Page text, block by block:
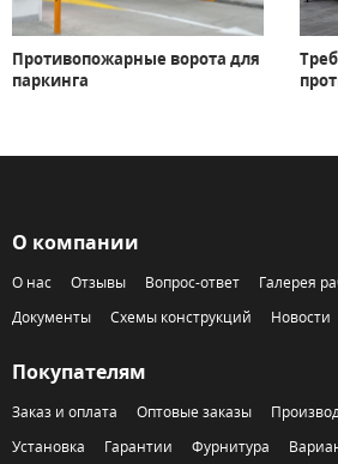
Противопожарные ворота для
паркинга
О компании
О нас Отзывы Вопрос-ответ Галерея
Документы
Схемы конструкций Новости
Покупателям
Заказ и оплата Оптовые заказы
Установка
Гарантии Фурнитура